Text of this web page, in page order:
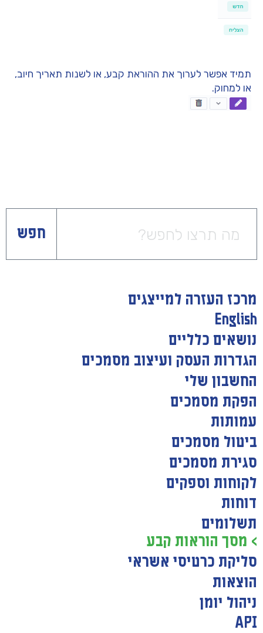
תמיד אפשר לערוך את ההוראת קבע, או לשנות תאריך חיוב,
או למחוק.
חפש
מרכז העזרה למייצגים
English
נושאים כלליים
הגדרות העסק ועיצוב מסמכים
החשבון שלי
הפקת מסמכים
עמותות
ביטול מסמכים
סגירת מסמכים
לקוחות וספקים
דוחות
תשלומים
> מסך הוראות קבע
סליקת כרטיסי אשראי
הוצאות
ניהול יומן
API